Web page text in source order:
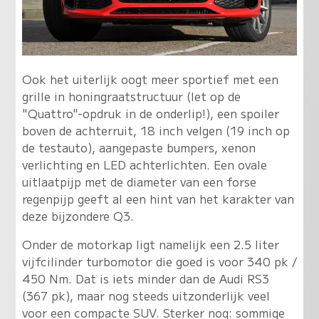
Ook het uiterlijk oogt meer sportief met een
grille in honingraatstructuur (let op de
"Quattro"-opdruk in de onderlip!), een spoiler
boven de achterruit, 18 inch velgen (19 inch op
de testauto), aangepaste bumpers, xenon
verlichting en LED achterlichten. Een ovale
uitlaatpijp met de diameter van een forse
regenpijp geeft al een hint van het karakter van
deze bijzondere Q3.
Onder de motorkap ligt namelijk een 2.5 liter
vijfcilinder turbomotor die goed is voor 340 pk /
450 Nm. Dat is iets minder dan de Audi RS3
(367 pk), maar nog steeds uitzonderlijk veel
voor een compacte SUV. Sterker nog: sommige